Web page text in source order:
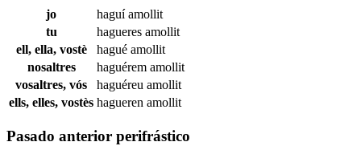
jo haguíamollit
tu
hagueres amollit
ell, ella, vostè
hagué amollit
nosaltres
haguérem amollit
vosaltres, vós
haguéreu amollit
ells, elles, vostès hagueren amollit
Pasado anterior perifrástico